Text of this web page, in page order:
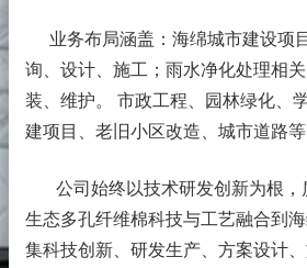
业务布局涵盖：海绵城市建设项
询、设计、施工；雨水净化处理相
装、维护。 市政工程、园林绿化、
建项目、老旧小区改造、城市道路等
公司始终以技术研发创新为根
生态多孔纤维棉科技与工艺融合到
集科技创新、研发生产、方案设计